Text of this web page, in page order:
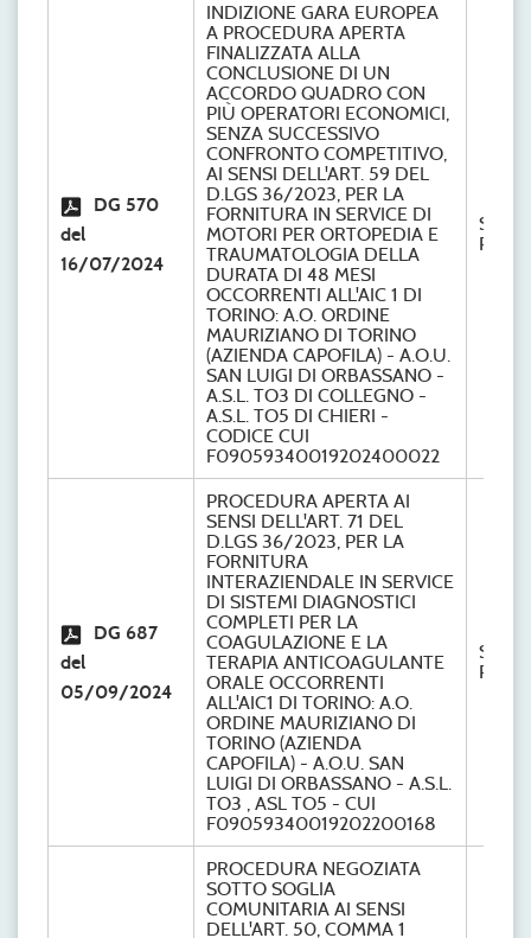
DG 570
del
16/07/2024
INDIZIONE GARA EUROPEA
A PROCEDURA APERTA
FINALIZZATA ALLA
CONCLUSIONE DI UN
ACCORDO QUADRO CON
PIÙ OPERATORI ECONOMICI,
SENZA SUCCESSIVO
CONFRONTO COMPETITIVO,
AI SENSI DELL'ART. 59 DEL
D.LGS 36/2023, PER LA
FORNITURA IN SERVICE DI
MOTORI PER ORTOPEDIA E
TRAUMATOLOGIA DELLA
DURATA DI 48 MESI
OCCORRENTI ALL'AIC 1 DI
TORINO: A.O. ORDINE
MAURIZIANO DI TORINO
(AZIENDA CAPOFILA) - A.O.U.
SAN LUIGI DI ORBASSANO -
A.S.L. TO3 DI COLLEGNO -
A.S.L. TO5 DI CHIERI -
CODICE CUI
F09059340019202400022
S.C.
DG 687
del
05/09/2024
PROCEDURA APERTA AI
SENSI DELL'ART. 71 DEL
D.LGS 36/2023, PER LA
FORNITURA
INTERAZIENDALE IN SERVICE
DI SISTEMI DIAGNOSTICI
COMPLETI PER LA
COAGULAZIONE E LA
TERAPIA ANTICOAGULANTE
ORALE OCCORRENTI
ALL'AIC1 DI TORINO: A.O.
ORDINE MAURIZIANO DI
TORINO (AZIENDA
CAPOFILA) - A.O.U. SAN
LUIGI DI ORBASSANO - A.S.L.
TO3 , ASL TO5 - CUI
F09059340019202200168
S.C.
PROCEDURA NEGOZIATA
SOTTO SOGLIA
COMUNITARIA AI SENSI
DELL'ART. 50, COMMA 1